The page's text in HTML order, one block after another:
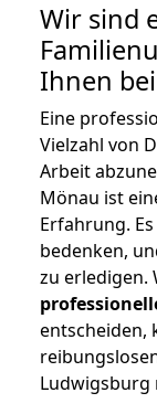
Wir sind
Ihnen
Eine
Vielzahl von
Arbeit
Mönau ist
Erfahrung.
bedenken,
zu erledigen.
entscheiden,
Ludwigsburg